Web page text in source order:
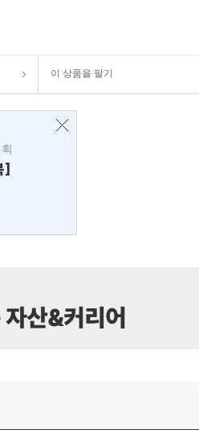
이 상품을 팔기
]